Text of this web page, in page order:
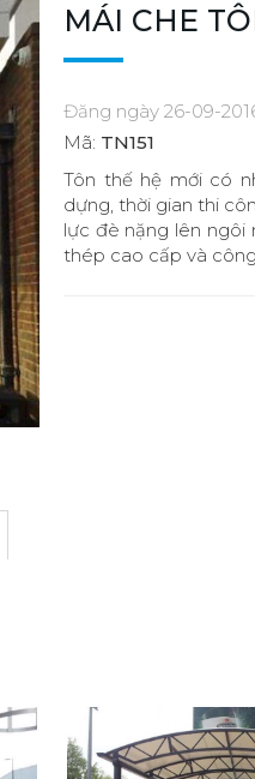
MÁI CHE
Đăng ngày 26-09-
Mã: TN151
Tôn thế hệ mới có
dựng, thời gian thi
lực đè nặng lên ngôi
thép cao cấp và